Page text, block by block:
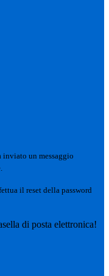
inviato un messaggio
il reset della password
di posta elettronica!